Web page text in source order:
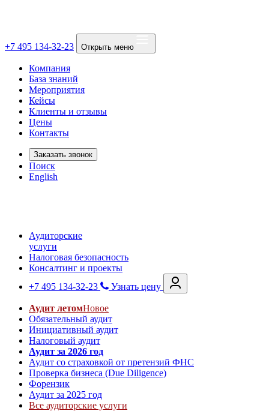
+7 495 134-32-23 Открыть меню
Компания
База знаний
Мероприятия
Кейсы
Клиенты и отзывы
Цены
Контакты
Заказать звонок
Поиск
English
Аудиторские
услуги
Налоговая безопасность
Консалтинг и проекты
+7 495 134-32-23
Узнать цену
Аудит летомНовое
Обязательный аудит
Инициативный аудит
Налоговый аудит
Аудит за 2026 год
Аудит со страховкой от претензий ФНС
Проверка бизнеса (Due Diligence)
Форензик
Аудит за 2025 год
Все аудиторские услуги